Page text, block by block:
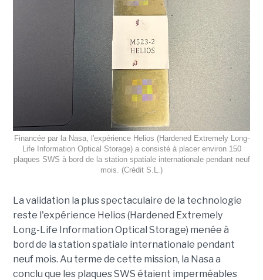
Financée par la Nasa, l'expérience Helios (Hardened Extremely Long-
Life Information Optical Storage) a consisté à placer environ 150
plaques SWS à bord de la station spatiale internationale pendant neuf
mois. (Crédit S.L.)
La validation la plus spectaculaire de la technologie
reste l'expérience Helios (Hardened Extremely
Long-Life Information Optical Storage) menée à
bord de la station spatiale internationale pendant
neuf mois. Au terme de cette mission, la Nasa a
conclu que les plaques SWS étaient imperméables